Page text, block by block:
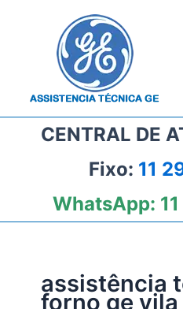
CENTRAL DE
Fixo: 11
WhatsApp:
assistência
forno ge vila